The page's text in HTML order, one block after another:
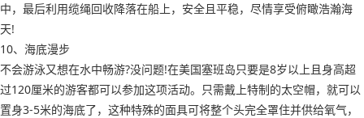
中，最后利用缆绳回收降落在船上，安全且平稳，尽情享受俯瞰浩瀚海
天!
10、海底漫步
不会游泳又想在水中畅游?没问题!在美国塞班岛只要是8岁以上且身高超
过120厘米的游客都可以参加这项活动。只需戴上特制的太空帽，就可以
置身3-5米的海底了，这种特殊的面具可将整个头完全罩住并供给氧气，